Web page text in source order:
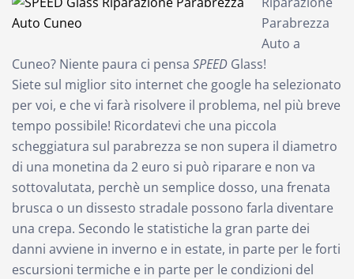
Parabrezza
Auto a
Cuneo? Niente paura ci pensa SPEED Glass!
Siete sul miglior sito internet che google ha selezionato
per voi, e che vi farà risolvere il problema, nel più breve
tempo possibile! Ricordatevi che una piccola
scheggiatura sul parabrezza se non supera il diametro
di una monetina da 2 euro si può riparare e non va
sottovalutata, perchè un semplice dosso, una frenata
brusca o un dissesto stradale possono farla diventare
una crepa. Secondo le statistiche la gran parte dei
danni avviene in inverno e in estate, in parte per le forti
escursioni termiche e in parte per le condizioni del